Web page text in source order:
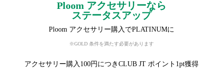
Ploom アクセサリーなら
ステータスアップ
Ploom アクセサリー購入でPLATINUMに
※GOLD 条件を満たす必要があります
アクセサリー購入100円につきCLUB JT ポイント1pt獲得